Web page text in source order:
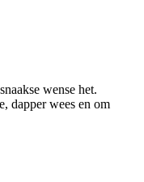
wense het.
dapper wees en om